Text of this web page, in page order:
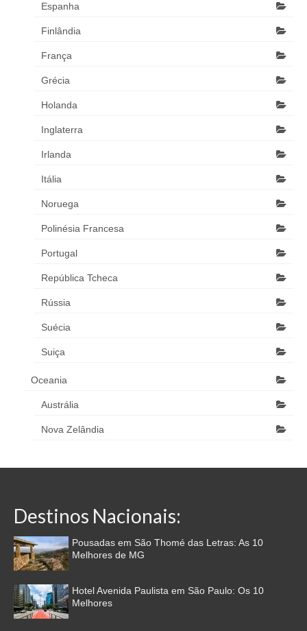
Espanha
Finlândia
França
Grécia
Holanda
Inglaterra
Irlanda
Itália
Noruega
Polinésia Francesa
Portugal
República Tcheca
Rússia
Suécia
Suiça
Oceania
Austrália
Nova Zelândia
Destinos Nacionais:
Pousadas em São Thomé das Letras: As 10
Melhores de MG
Hotel Avenida Paulista em São Paulo: Os 10
Melhores